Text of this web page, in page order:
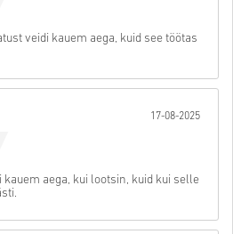
lingiga, mille kaudu pääsed oma
Saada
veidi kauem aega, kuid see töötas
17-08-2025
kauem aega, kui lootsin, kuid kui selle